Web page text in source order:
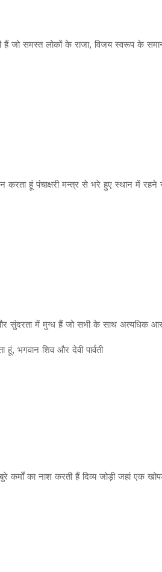
हैं जो समस्त लोकों के राजा, विजय स्वरूप के
करता हूं पंचाक्षरी मन्त्र से भरे हुए स्थान में
और सुंदरता में मुग्ध हैं जो सभी के साथ
भगवान शिव और देवी पार्वती
का नाश करती हैं दिव्य जोड़ी जहां एक